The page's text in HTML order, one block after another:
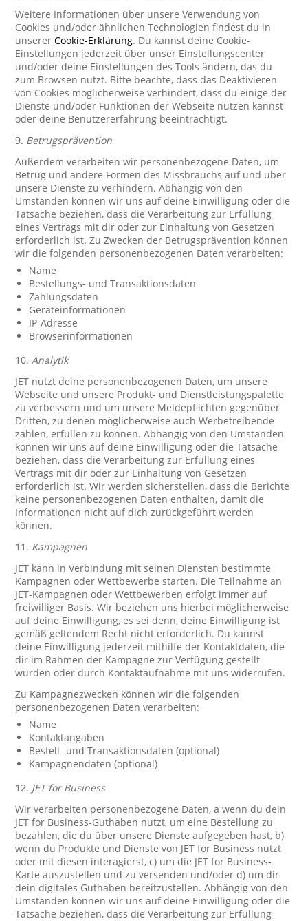
Weitere Informationen über unsere Verwendung von
Cookies und/oder ähnlichen Technologien findest du in
unsererCookie-Erklärung. Du kannst deine Cookie-
Einstellungen jederzeit über unser Einstellungscenter
und/oder deine Einstellungen des Tools ändern, das du
zum Browsen nutzt. Bitte beachte, dass das Deaktivieren
von Cookies möglicherweise verhindert, dass du einige der
Dienste und/oder Funktionen der Webseite nutzen kannst
oder deine Benutzererfahrung beeinträchtigt.
9. Betrugsprävention
Außerdem verarbeiten wir personenbezogene Daten, um
Betrug und andere Formen des Missbrauchs auf und über
unsere Dienste zu verhindern. Abhängig von den
Umständen können wir uns auf deine Einwilligung oder die
Tatsache beziehen, dass die Verarbeitung zur Erfüllung
eines Vertrags mit dir oder zur Einhaltung von Gesetzen
erforderlich ist. Zu Zwecken der Betrugsprävention können
wir die folgenden personenbezogenen Daten verarbeiten:
Name
Bestellungs- und Transaktionsdaten
Zahlungsdaten
Geräteinformationen
IP-Adresse
Browserinformationen
10.Analytik
JET nutzt deine personenbezogenen Daten, um unsere
Webseite und unsere Produkt- und Dienstleistungspalette
zu verbessern und um unsere Meldepflichten gegenüber
Dritten, zu denen möglicherweise auch Werbetreibende
zählen, erfüllen zu können. Abhängig von den Umständen
können wir uns auf deine Einwilligung oder die Tatsache
beziehen, dass die Verarbeitung zur Erfüllung eines
Vertrags mit dir oder zur Einhaltung von Gesetzen
erforderlich ist. Wir werden sicherstellen, dass die Berichte
keine personenbezogenen Daten enthalten, damit die
Informationen nicht auf dich zurückgeführt werden
können.
11. Kampagnen
JET kann in Verbindung mit seinen Diensten bestimmte
Kampagnen oder Wettbewerbe starten. Die Teilnahme an
JET-Kampagnen oder Wettbewerben erfolgt immer auf
freiwilliger Basis. Wir beziehen uns hierbei möglicherweise
auf deine Einwilligung, es sei denn, deine Einwilligung ist
gemäß geltendem Recht nicht erforderlich. Du kannst
deine Einwilligung jederzeit mithilfe der Kontaktdaten, die
dir im Rahmen der Kampagne zur Verfügung gestellt
wurden oder durch Kontaktaufnahme mit uns widerrufen.
Zu Kampagnezwecken können wir die folgenden
personenbezogenen Daten verarbeiten:
Name
Kontaktangaben
Bestell- und Transaktionsdaten (optional)
Kampagnendaten (optional)
12. JET for Business
Wir verarbeiten personenbezogene Daten, a wenn du dein
JET for Business-Guthaben nutzt, um eine Bestellung zu
bezahlen, die du über unsere Dienste aufgegeben hast, b)
wenn du Produkte und Dienste von JET for Business nutzt
oder mit diesen interagierst, c) um die JET for Business-
Karte auszustellen und zu versenden und/oder d) um dir
dein digitales Guthaben bereitzustellen. Abhängig von den
Umständen können wir uns auf deine Einwilligung oder die
Tatsache beziehen, dass die Verarbeitung zur Erfüllung